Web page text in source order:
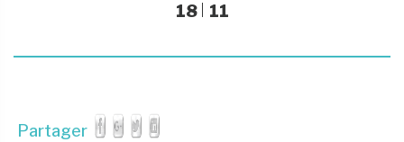
18 11
Partager